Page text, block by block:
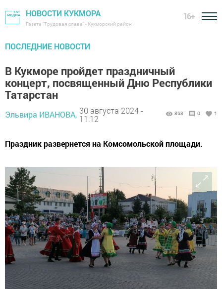
НОВОСТИ КУКМОРА
Газета "Трудовая слава" - Кукморский район
16+
ПОСЛЕДНИЕ НОВОСТИ
В Кукморе пройдет праздничный
концерт, посвященный Дню Республики
Татарстан
Эльвира ИВАНОВА, 30 августа 2024 -
11:12
863 0 1
Праздник развернется на Комсомольской площади.